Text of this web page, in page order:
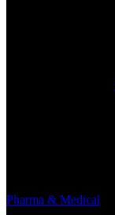
Pharma & Medical